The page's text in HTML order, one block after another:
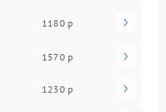
1180 р
1570 р
1230 р